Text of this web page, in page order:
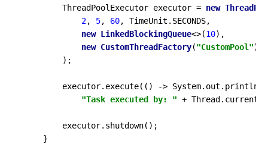
        ThreadPoolExecutor executor =
new
2, 5, 60, TimeUnit.SECONDS,
new LinkedBlockingQueue<>(10),
new CustomThreadFactory("CustomPool")
        );
        executor.execute(() -> System.out.println(
"Task executed by: " +
        executor.shutdown();
    }